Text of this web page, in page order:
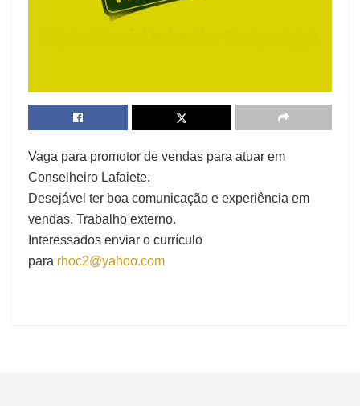
Vaga para promotor de vendas para atuar em
Conselheiro Lafaiete.
Desejável ter boa comunicação e experiência em
vendas. Trabalho externo.
Interessados enviar o currículo
para rhoc2@yahoo.com